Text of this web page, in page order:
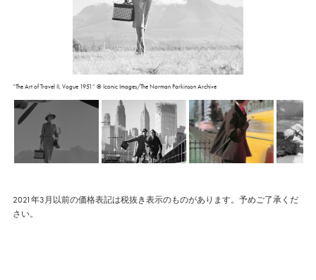
“The Art of Travel II, Vogue 1951” © Iconic Images/The Norman Parkinson Archive
2021年3月以前の価格表記は税抜き表示のものがあります。予めご了承くだ
さい。